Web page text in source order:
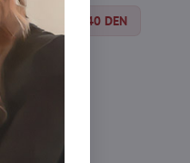
Silonky 30-40 DEN